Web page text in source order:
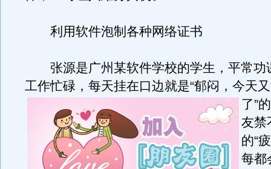
利用软件泡制各种网络证书
张源是广州某软件学校的学生，平常功
工作忙碌，每天挂在口边就是“郁闷，今天
了”
友禁
的“
每都